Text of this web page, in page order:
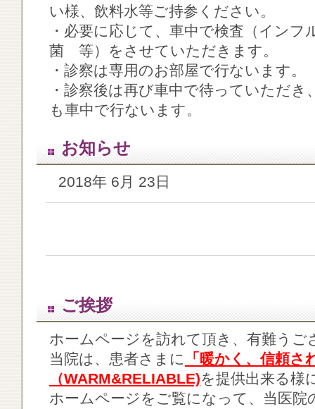
い様、飲料水等ご持参ください。
・必要に応じて、車中で検査（イン
菌 等）をさせていただきます。
・診察は専用のお部屋で行ないます。
・診察後は再び車中で待っていただ
も車中で行ないます。
お知らせ
2018年 6月 23日
ご挨拶
ホームページを訪れて頂き、有難うご
当院は、患者さまに
「暖かく、信頼さ
（WARM&RELIABLE)を提供出来る様
ホームページをご覧になって、当医院